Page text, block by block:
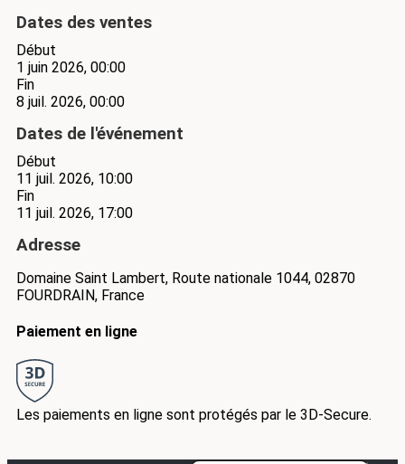
Dates des ventes
Début
1 juin 2026, 00:00
Fin
8 juil. 2026, 00:00
Dates de l'événement
Début
11 juil. 2026, 10:00
Fin
11 juil. 2026, 17:00
Adresse
Domaine Saint Lambert, Route nationale 1044, 02870
FOURDRAIN, France
Paiement en ligne
Les paiements en ligne sont protégés par le 3D-Secure.